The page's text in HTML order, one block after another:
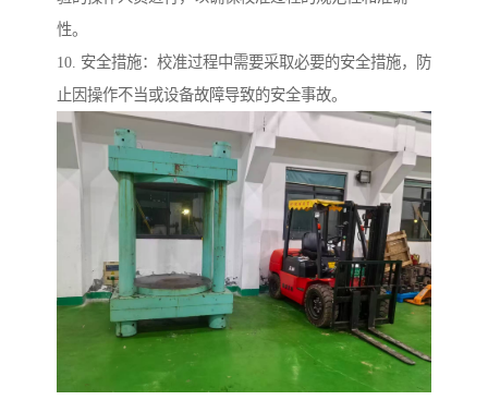
性。
10. 安全措施：校准过程中需要采取必要的安全措施，防
止因操作不当或设备故障导致的安全事故。